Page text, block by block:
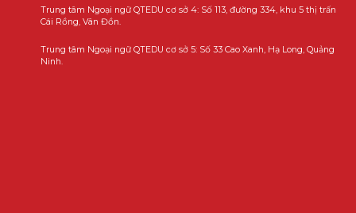
Trung tâm Ngoại ngữ QTEDU cơ sở 4: Số 113, đường 334, khu 5 thị trấn
Cái Rồng, Vân Đồn.
Trung tâm Ngoại ngữ QTEDU cơ sở 5: Số 33 Cao Xanh, Hạ Long, Quảng
Ninh.